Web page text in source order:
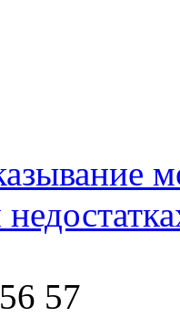
57